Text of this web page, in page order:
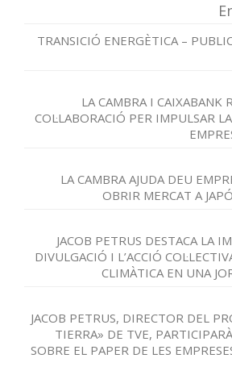
TRANSICIÓ ENERGÈTICA –
LA CAMBRA I CAIXABANK
COL·LABORACIÓ PER IMPULSAR
LA CAMBRA AJUDA DEU
OBRIR MERCAT A
JACOB PETRUS DESTACA LA
DIVULGACIÓ I L’ACCIÓ
CLIMÀTICA EN UNA
JACOB PETRUS, DIRECTOR DEL
TIERRA» DE TVE,
SOBRE EL PAPER DE LES